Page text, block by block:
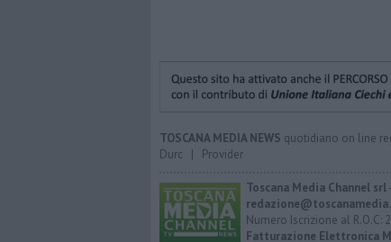
TOSCANA MEDIA NEWS quotidiano on line
Durc | Provider
Toscana Media Channel srl
Numero Iscrizione al R.O.C:
Fatturazione Elettronica